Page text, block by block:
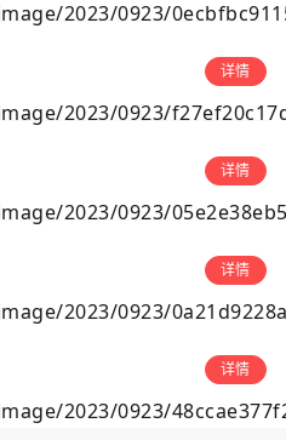
详情
详情
详情
详情